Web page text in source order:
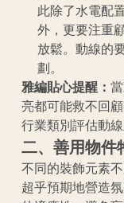
此除了水電配
外，更要注重
放鬆。動線的
劃。
雅編貼心提醒：
亮都可能救不回
行業類別評估動線
二、善用物件
不同的裝飾元素
超乎預期地營造